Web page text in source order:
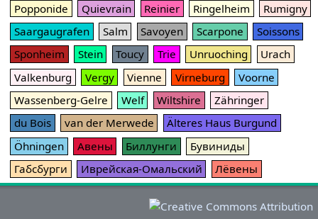
Popponide
Quievrain Reinier Ringelheim
Rumigny
Saargaugrafen
Salm Savoyen Scarpone
Soissons
Sponheim
Stein Toucy Trie Unruoching
Urach
Valkenburg
Vergy Vienne Virneburg
Voorne
Wassenberg-Gelre
Welf Wiltshire
Zähringer
du Bois
van der Merwede
Älteres Haus Burgund
Öhningen
Авены Биллунги
Бувиниды
Габсбурги
Иврейская-Омальский Лёвены